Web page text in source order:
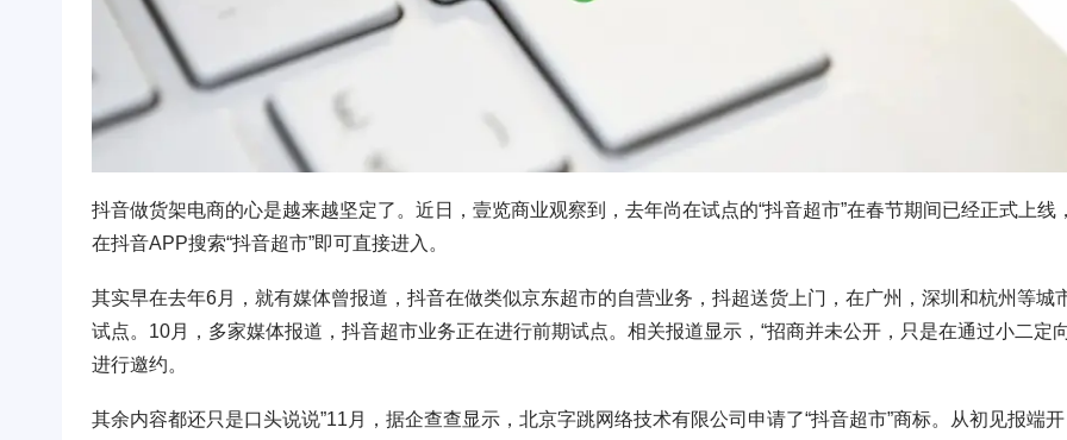
抖音做货架电商的心是越来越坚定了。近日，壹览商业观察到，去年尚在试点的“抖音超市”在春节期间已经正式上线
在抖音APP搜索“抖音超市”即可直接进入。
其实早在去年6月，就有媒体曾报道，抖音在做类似京东超市的自营业务，抖超送货上门，在广州，深圳和杭州等城
试点。10月，多家媒体报道，抖音超市业务正在进行前期试点。相关报道显示，“招商并未公开，只是在通过小二定
进行邀约。
其余内容都还只是口头说说”11月，据企查查显示，北京字跳网络技术有限公司申请了“抖音超市”商标。从初见报端开